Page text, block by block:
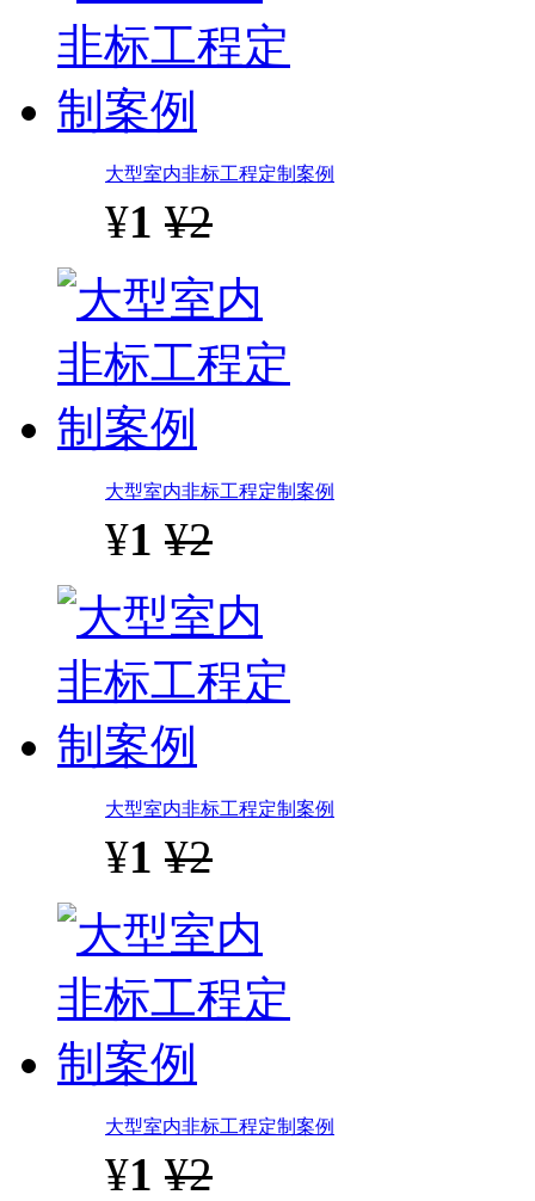
大型室内非标工程定制案例
¥1 ¥2
大型室内非标工程定制案例
¥1 ¥2
大型室内非标工程定制案例
¥1 ¥2
大型室内非标工程定制案例
¥1 ¥2